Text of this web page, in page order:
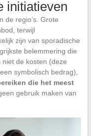
initiatieven
de regio’s. Grote
terwijl
zijn van sporadische
belemmering die
de kosten (deze
symbolisch bedrag),
die het meest
gebruik maken van